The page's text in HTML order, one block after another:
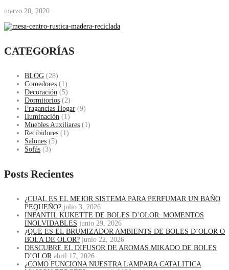
marzo 20, 2020
CATEGORÍAS
BLOG (28)
Comedores (1)
Decoración (5)
Dormitorios (2)
Fragancias Hogar (9)
Iluminación (1)
Muebles Auxiliares (1)
Recibidores (1)
Salones (5)
Sofás (3)
Posts Recientes
¿CUAL ES EL MEJOR SISTEMA PARA PERFUMAR UN BAÑO
PEQUEÑO? julio 3, 2026
INFANTIL KUKETTE DE BOLES D’OLOR: MOMENTOS
INOLVIDABLES junio 29, 2026
¿QUE ES EL BRUMIZADOR AMBIENTS DE BOLES D’OLOR O
BOLA DE OLOR? junio 22, 2026
DESCUBRE EL DIFUSOR DE AROMAS MIKADO DE BOLES
D’OLOR abril 17, 2026
¿COMO FUNCIONA NUESTRA LAMPARA CATALITICA